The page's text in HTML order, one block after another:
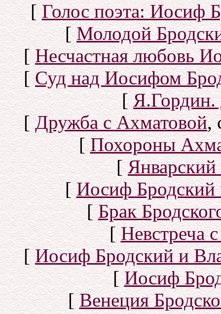
[Голос поэта: Иосиф
[Молодой
[Несчастная любовь
[Суд над Иосифом
[Я.Гордин.
[Дружба с Ахматовой,
[Похороны
[Январский
[Иосиф Бродский
[Брак
[Невстреча
[Иосиф Бродский и
[Иосиф
[Венеция